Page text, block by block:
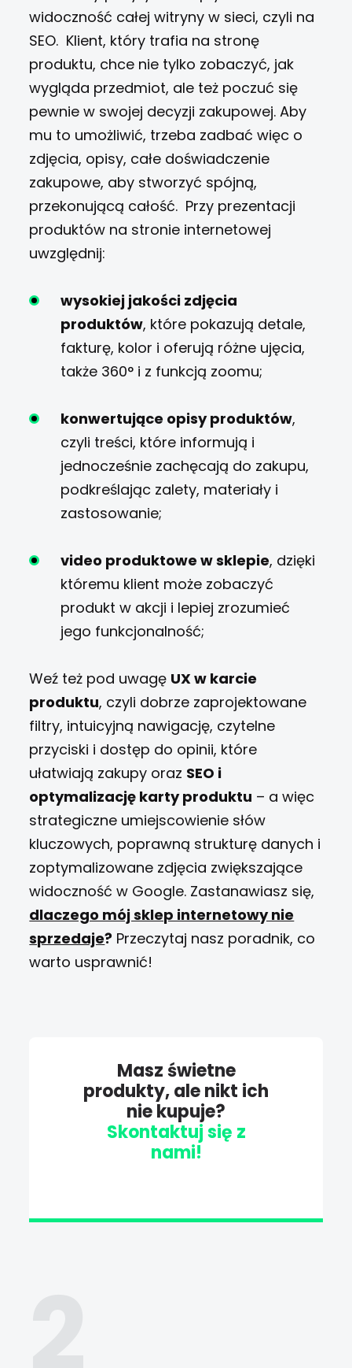
widoczność całej witryny w sieci, czyli na
SEO. Klient, który trafia na stronę
produktu, chce nie tylko zobaczyć, jak
wygląda przedmiot, ale też poczuć się
pewnie w swojej decyzji zakupowej. Aby
mu to umożliwić, trzeba zadbać więc o
zdjęcia, opisy, całe doświadczenie
zakupowe, aby stworzyć spójną,
przekonującą całość. Przy prezentacji
produktów na stronie internetowej
uwzględnij:
wysokiej jakości zdjęcia
produktów, które pokazują detale,
fakturę, kolor i oferują różne ujęcia,
także 360° i z funkcją zoomu;
konwertujące opisy produktów,
czyli treści, które informują i
jednocześnie zachęcają do zakupu,
podkreślając zalety, materiały i
zastosowanie;
video produktowe w sklepie, dzięki
któremu klient może zobaczyć
produkt w akcji i lepiej zrozumieć
jego funkcjonalność;
Weź też pod uwagę UX w karcie
produktu, czyli dobrze zaprojektowane
filtry, intuicyjną nawigację, czytelne
przyciski i dostęp do opinii, które
ułatwiają zakupy oraz SEO i
optymalizację karty produktu – a więc
strategiczne umiejscowienie słów
kluczowych, poprawną strukturę danych i
zoptymalizowane zdjęcia zwiększające
widoczność w Google. Zastanawiasz się,
dlaczego mój sklep internetowy nie
sprzedaje? Przeczytaj nasz poradnik, co
warto usprawnić!
Masz świetne
produkty, ale nikt ich
nie kupuje?
Skontaktuj się z
nami!